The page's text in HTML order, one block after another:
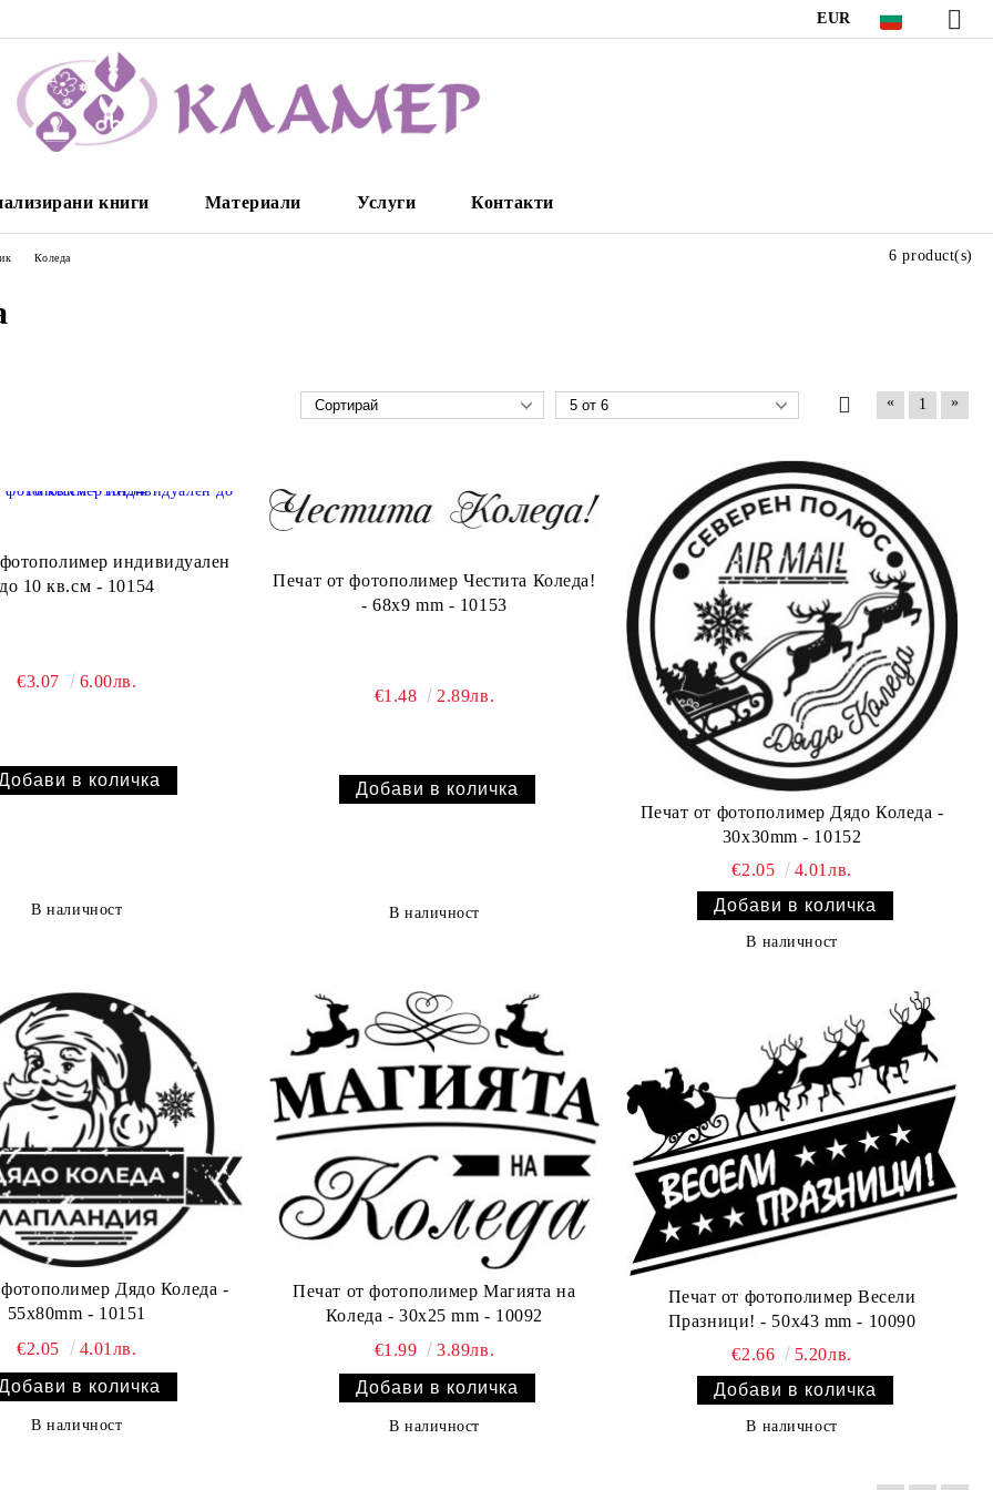
EUR
книги Материали Услуги Контакти
Коледа 6 product(s)
« 1 »
до 10 кв.см - 10154
€3.07 6.00лв.
В наличност
Печат от фотополимер Честита Коледа!
- 68х9 mm - 10153
€1.48 2.89лв.
В наличност
Печат от фотополимер Дядо Коледа -
30х30mm - 10152
€2.05
4.01лв.
В наличност
55х80mm - 10151
€2.05
4.01лв.
В наличност
Печат от фотополимер Магията на
Коледа - 30x25 mm - 10092
€1.99
3.89лв.
В наличност
Печат от фотополимер Весели
Празници! - 50x43 mm - 10090
€2.66
5.20лв.
В наличност